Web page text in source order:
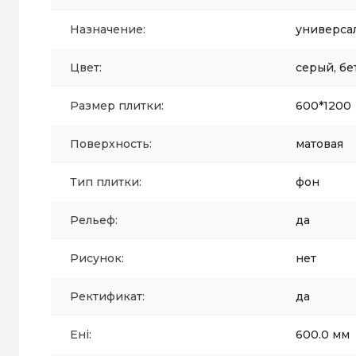
Назначение:
Цвет: серый,
Размер плитки: 600*1200
Поверхность: матовая
Тип плитки: фон
Рельеф: да
Рисунок: нет
Ректификат: да
Ені: 600.0 мм